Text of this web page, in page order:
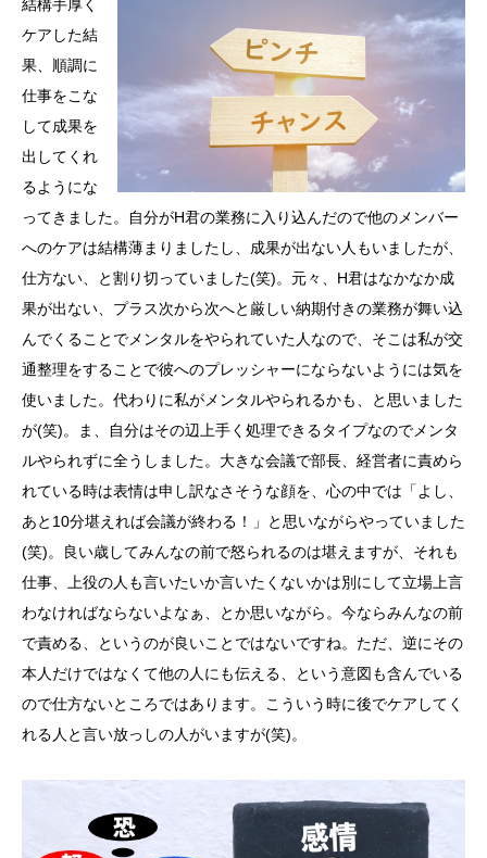
結構手厚く
ケアした結
果、順調に
仕事をこな
して成果を
出してくれ
るようにな
ってきました。自分がH君の業務に入り込んだので他のメンバー
へのケアは結構薄まりましたし、成果が出ない人もいましたが、
仕方ない、と割り切っていました(笑)。元々、H君はなかなか成
果が出ない、プラス次から次へと厳しい納期付きの業務が舞い込
んでくることでメンタルをやられていた人なので、そこは私が交
通整理をすることで彼へのプレッシャーにならないようには気を
使いました。代わりに私がメンタルやられるかも、と思いました
が(笑)。ま、自分はその辺上手く処理できるタイプなのでメンタ
ルやられずに全うしました。大きな会議で部長、経営者に責めら
れている時は表情は申し訳なさそうな顔を、心の中では「よし、
あと10分堪えれば会議が終わる！」と思いながらやっていました
(笑)。良い歳してみんなの前で怒られるのは堪えますが、それも
仕事、上役の人も言いたいか言いたくないかは別にして立場上言
わなければならないよなぁ、とか思いながら。今ならみんなの前
で責める、というのが良いことではないですね。ただ、逆にその
本人だけではなくて他の人にも伝える、という意図も含んでいる
ので仕方ないところではあります。こういう時に後でケアしてく
れる人と言い放っしの人がいますが(笑)。